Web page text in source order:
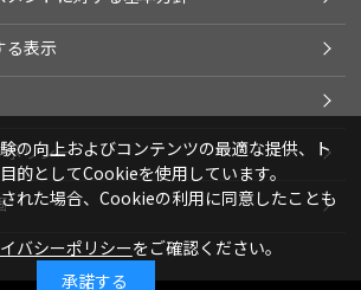
る表示
ポリシー
の向上およびコンテンツの最適な提供、ト
的としてCookieを使用しています。
れた場合、Cookieの利用に同意したことも
バシーポリシーをご確認ください。
承諾する